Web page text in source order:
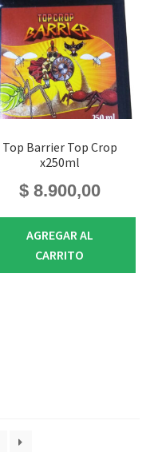
Top Barrier Top Crop
x250ml
$8.900,00
AGREGAR AL
CARRITO